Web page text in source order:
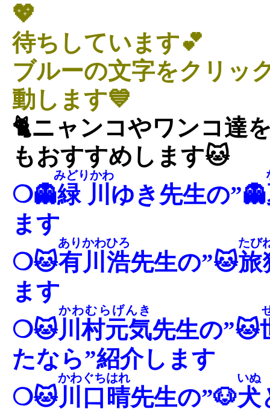
💖
待ちしています💕
ブルーの文字をクリッ
動します💙
🐈ニャンコやワンコ達
もおすすめします🐱
❍👻緑川
みどりかわ
ゆき先生の”👻
ます
❍🐱有川浩
ありかわひろ
先生の”🐱旅
たび
ます
❍🐱川村元気
かわむらげんき
先生の”🐱
たなら”紹介します
❍🐱川口晴
かわぐちはれ
先生の”🐶犬
いぬ